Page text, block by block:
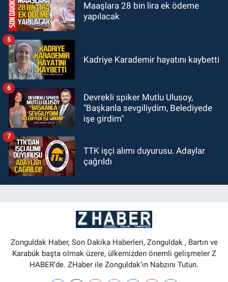
Maaşlara 28 bin lira ek ödeme
yapılacak
Kadriye Karademir hayatını kaybetti
5
Devrekli spiker Mutlu Ulusoy,
"Başkanla sevgiliydim, Belediyede
işe girdim"
6
TTK işçi alımı duyurusu. Adaylar
çağrıldı
7
Zonguldak Haber, Son Dakika Haberleri, Zonguldak , Bartın ve
Karabük başta olmak üzere, ülkemizden önemli gelişmeler Z
HABER’de. ZHaber ile Zonguldak’ın Nabzını Tutun.